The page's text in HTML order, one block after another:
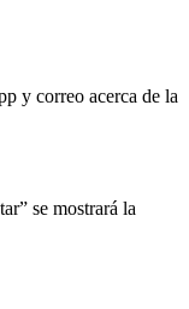
y correo acerca de la
se mostrará la